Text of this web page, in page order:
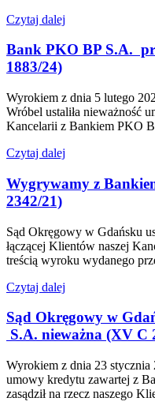
Czytaj dalej
Bank PKO BP S.A.
1883/24)
Wyrokiem z dnia 5 lutego
Wróbel ustaliła nieważność
Kancelarii z Bankiem PKO
Czytaj dalej
Wygrywamy z
2342/21)
Sąd Okręgowy w Gdańsku
łączącej Klientów naszej
treścią wyroku wydanego
Czytaj dalej
Sąd Okręgowy w
S.A. nieważna (XV C
Wyrokiem z dnia 23
umowy kredytu zawartej z
zasądził na rzecz naszego